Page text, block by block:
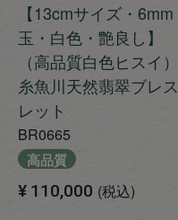
【13cmサイズ・6mm
玉・白色・艶良し】
（高品質白色ヒスイ）
糸魚川天然翡翠ブレス
レット
BR0665
高品質
¥ 110,000 税込